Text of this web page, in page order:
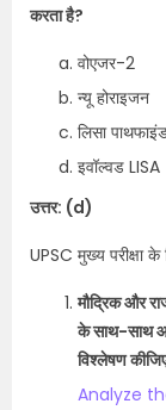
करता है?
वोएजर-2
न्यू होराइजन
लिसा
इवॉल्वड LISA
उत्तर: (d)
UPSC मुख्य परीक्षा
मौद्रिक और
के साथ-साथ
विश्लेषण
Analyze